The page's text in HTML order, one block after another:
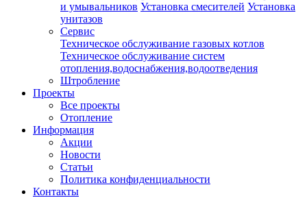
и умывальников Установка смесителей Установка
унитазов
Сервис
Техническое обслуживание газовых котлов
Техническое обслуживание систем
отопления,водоснабжения,водоотведения
Штробление
Проекты
Все проекты
Отопление
Информация
Акции
Новости
Статьи
Политика конфиденциальности
Контакты